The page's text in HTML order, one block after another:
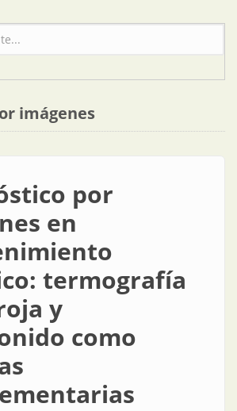
imágenes
por
en
termografía
y
como